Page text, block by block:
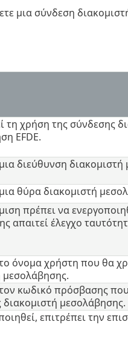
μια σύνδεση
τη χρήση της σύνδεσης
EFDE.
διεύθυνση
θύρα διακομιστή
πρέπει να
απαιτεί έλεγχο
όνομα χρήστη που θα
μεσολάβησης.
κωδικό πρόσβασης
διακομιστή μεσολάβησης.
επιτρέπει την